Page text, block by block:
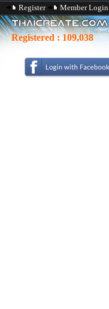
Register Member Login
Registered : 109,038